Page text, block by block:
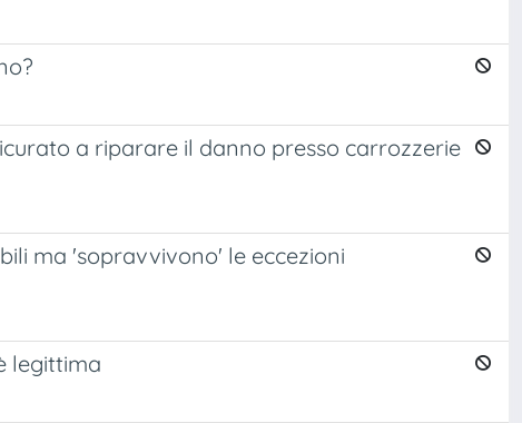
a riparare il danno presso carrozzerie
ma 'sopravvivono' le eccezioni
legittima